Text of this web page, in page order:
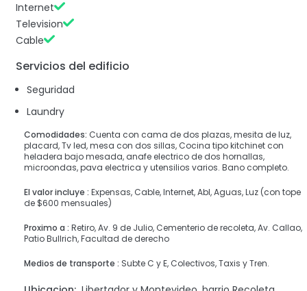
Internet
Television
Cable
Servicios del edificio
Seguridad
Laundry
Comodidades: Cuenta con cama de dos plazas, mesita de luz,
placard, Tv led, mesa con dos sillas, Cocina tipo kitchinet con
heladera bajo mesada, anafe electrico de dos hornallas,
microondas, pava electrica y utensilios varios. Bano completo.
El valor incluye : Expensas, Cable, Internet, Abl, Aguas, Luz (con tope
de $600 mensuales)
Proximo a : Retiro, Av. 9 de Julio, Cementerio de recoleta, Av. Callao,
Patio Bullrich, Facultad de derecho
Medios de transporte : Subte C y E, Colectivos, Taxis y Tren.